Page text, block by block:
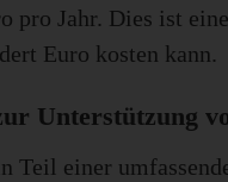
pro Jahr. Dies ist
Euro kosten kann.
Unterstützung
Teil einer